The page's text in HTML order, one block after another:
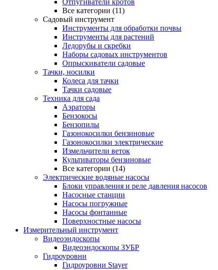
Отпугиватели кротов
Все категории (11)
Садовый инструмент
Инструменты для обработки почвы
Инструменты для растений
Ледорубы и скребки
Наборы садовых инструментов
Опрыскиватели садовые
Тачки, носилки
Колеса для тачки
Тачки садовые
Техника для сада
Аэраторы
Бензокосы
Бензопилы
Газонокосилки бензиновые
Газонокосилки электрические
Измельчители веток
Культиваторы бензиновые
Все категории (14)
Электрические водяные насосы
Блоки управления и реле давления насосов
Насосные станции
Насосы погружные
Насосы фонтанные
Поверхностные насосы
Измерительный инструмент
Видеоэндоскопы
Видеоэндоскопы ЗУБР
Гидроуровни
Гидроуровни Stayer